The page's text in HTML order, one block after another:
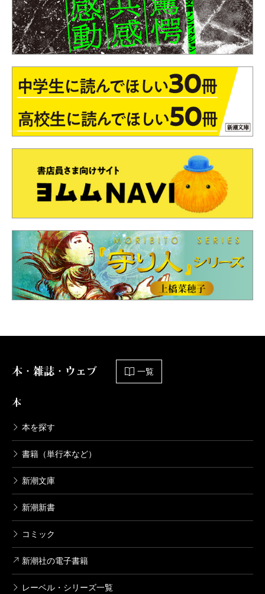
本・雑誌・ウェブ 一覧
本
本を探す
書籍（単行本など）
新潮文庫
新潮新書
コミック
新潮社の電子書籍
レーベル・シリーズ一覧